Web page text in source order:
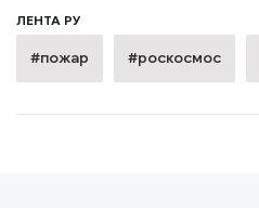
ЛЕНТА РУ
#пожар #роскосмос